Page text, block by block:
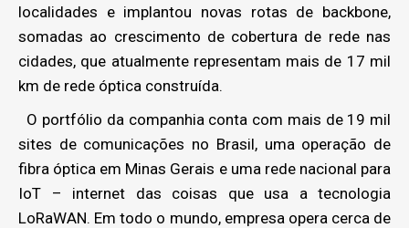
localidades e implantou novas rotas de backbone,
somadas ao crescimento de cobertura de rede nas
cidades, que atualmente representam mais de 17 mil
km de rede óptica construída.
O portfólio da companhia conta com mais de 19 mil
sites de comunicações no Brasil, uma operação de
fibra óptica em Minas Gerais e uma rede nacional para
IoT – internet das coisas que usa a tecnologia
LoRaWAN. Em todo o mundo, empresa opera cerca de